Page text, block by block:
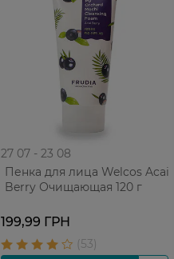
27 07 - 23 08
Пенка для лица Welcos Acai
Berry Очищающая 120 г
199,99 ГРН